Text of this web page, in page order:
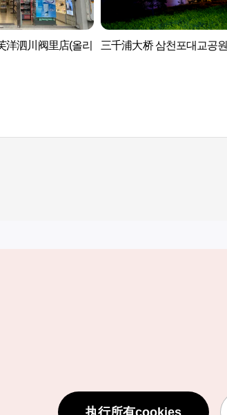
洋泗川阀里店(올리
三千浦大桥 삼천포대교공원
定位服务使用条款
个人位置信息处理方针执行所有cookies